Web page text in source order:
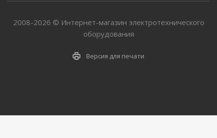
2008-2026 © Интернет-магазин электротехнического
оборудования
Версия для печати